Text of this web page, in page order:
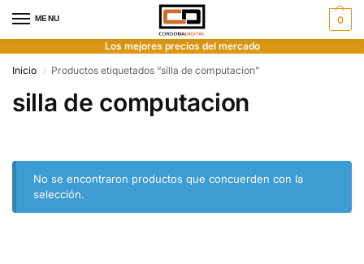
MENU 0
Los mejores precios del mercado
Inicio
/ Productos etiquetados “silla de computacion”
silla de computacion
No se encontraron productos que concuerden con la
selección.